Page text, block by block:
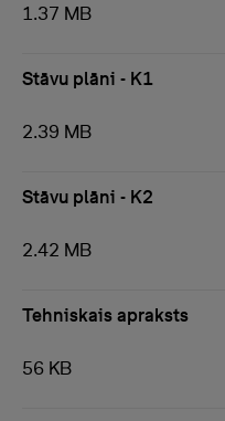
1.37 MB
Stāvu plāni - K1
2.39 MB
Stāvu plāni - K2
2.42 MB
Tehniskais apraksts
56 KB